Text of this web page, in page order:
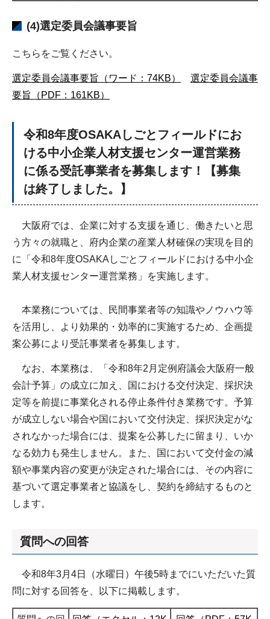
(4)選定委員会議事要旨
こちらをご覧ください。
選定委員会議事要旨（ワード：74KB）
選定委員会議事
要旨（PDF：161KB）
令和8年度OSAKAしごとフィールドにお
ける中小企業人材支援センター運営業務
に係る受託事業者を募集します！【募集
は終了しました。】
大阪府では、企業に対する支援を通じ、働きたいと思
う方々の就職と、府内企業の産業人材確保の実現を目的
に「令和8年度OSAKAしごとフィールドにおける中小企
業人材支援センター運営業務」を実施します。
本業務については、民間事業者等の知識やノウハウ等
を活用し、より効果的・効率的に実施するため、企画提
案公募により受託事業者を募集します。
なお、本業務は、「令和8年2月定例府議会大阪府一般
会計予算」の成立に加え、国における交付決定、採択決
定等を前提に事業化される停止条件付き業務です。予算
が成立しない場合や国において交付決定、採択決定がな
されなかった場合には、提案を公募したに留まり、いか
なる効力も発生しません。また、国において交付金の減
額や事業内容の変更が決定された場合には、その内容に
基づいて選定事業者と協議をし、契約を締結するものと
します。
質問への回答
令和8年3月4日（水曜日）午後5時までにいただいた質
問に対する回答を、以下に掲載します。